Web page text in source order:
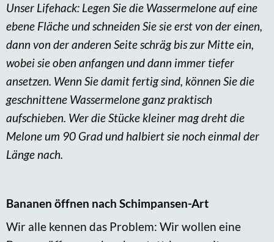
Unser Lifehack: Legen Sie die Wassermelone auf eine
ebene Fläche und schneiden Sie sie erst von der einen,
dann von der anderen Seite schräg bis zur Mitte ein,
wobei sie oben anfangen und dann immer tiefer
ansetzen. Wenn Sie damit fertig sind, können Sie die
geschnittene Wassermelone ganz praktisch
aufschieben. Wer die Stücke kleiner mag dreht die
Melone um 90 Grad und halbiert sie noch einmal der
Länge nach.
Bananen öffnen nach Schimpansen-Art
Wir alle kennen das Problem: Wir wollen eine